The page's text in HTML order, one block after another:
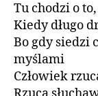
Tu chodzi o
Kiedy długo
Bo gdy siedzi
myślami
Człowiek